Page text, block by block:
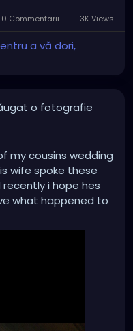
0 Commentarii 3K Views
a vă dori,
o fotografie
my cousins wedding
wife spoke these
i hope hes
what happened to